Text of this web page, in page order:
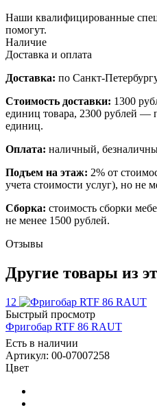
Наши квалифицированные
помогут.
Наличие
Доставка и оплата
Доставка: по Санкт-
Стоимость доставки: 1300
единиц товара, 2300 рублей —
единиц.
Оплата: наличный,
Подъем на этаж: 2% от
учета стоимости услуг), но не
Сборка: стоимость сборки
не менее 1500 рублей.
Отзывы
Другие товары из
12
Быстрый просмотр
Фригобар RTF 86 RAUT
Есть в наличии
Артикул: 00-07007258
Цвет